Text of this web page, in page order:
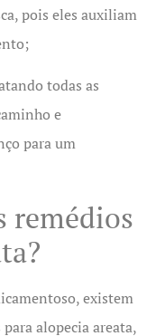
pois eles auxiliam
todas as
e
para um
remédios
existem
alopecia areata,